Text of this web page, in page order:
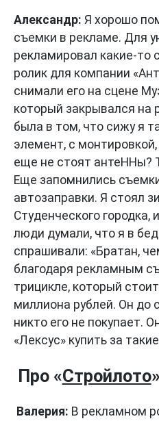
Александр: Я хорошо
съемки в рекламе. Для
рекламировал какие-то
ролик для компании
снимали его на сцене
который закрывался на
была в том, что сижу я
элемент, с
еще не стоят антеННы?
Еще запомнились
автозаправки. Я стоял
Студенческого
люди думали, что я в
спрашивали: «Братан,
благодаря рекламным
трицикле, который
миллиона рублей. Он до
никто его не покупает.
«Лексус» купить за
Про «Стройлото»
Валерия: В рекламном